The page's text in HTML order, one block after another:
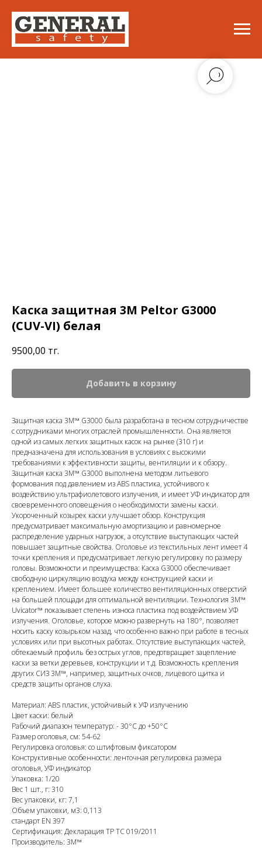
Каска защитная 3М Peltor G3000
(CUV-VI) белая
9500,00 тг.
Добавить в корзину
Защитная каска 3M™ G3000 была разработана в тесном сотрудничестве
с сотрудниками многих отраслей промышленности. Она является
одной из самых легких защитных касок на рынке (310 г) и
предназначена для использования в условиях с высокими
требованиями к эффективности защиты, вентиляции и к обзору.
Защитная каска 3M™ G3000 выполнена методом литьевого
формования под давлением из ABS пластика, устойчивого к
воздействию ультрафиолетового излучения, и имеет УФ индикатор для
своевременного оповещения о необходимости замены каски.
Укороченный козырек каски улучшает обзор. Конструкция
предусматривает максимальную амортизацию и равномерное
распределение ударных нагрузок, а отсутствие выступающих частей
повышает защитные свойства. Оголовье из текстильных лент имеет 4
точки крепления и предусматривает легкую регулировку по размеру
головы. Возможности и преимущества: Каска G3000 обеспечивает
свободную циркуляцию воздуха между конструкцией каски и
креплением. Имеет большее количество вентиляционных отверстий
на большей площади для оптимальной вентиляции. Технология 3M™
Uvicator™ показывает степень износа пластика под воздействием УФ
излучения. Оголовье, которое можно развернуть на 180°, позволяет
носить каску козырьком назад, что особенно важно при работе в тесных
условиях или при высотных работах. Отсутствие выступающих частей,
обтекаемый профиль без острых углов, предотвращает зацепление
каски за ветки деревьев, конструкции и т.д. Возможность крепления
других СИЗ 3М™, например, защитных очков, лицевого щитка и
средств защиты органов слуха.
Материал: ABS пластик, устойчивый к УФ излучению
Цвет каски: белый
Рабочий диапазон температур: - 30°С до +50°C
Размер оголовья, см: 54-62
Регулировка оголовья: со штифтовым фиксатором
Конструктивные особенности: ленточная регулировка размера
оголовья, УФ индикатор
Упаковка: 1/20
Вес 1 шт., г: 310
Вес упаковки, кг: 7,1
Объем упаковки, м3: 0,113
стандарт EN 397
Сертификация: Декларация ТР ТС 019/2011
Производитель: 3M™